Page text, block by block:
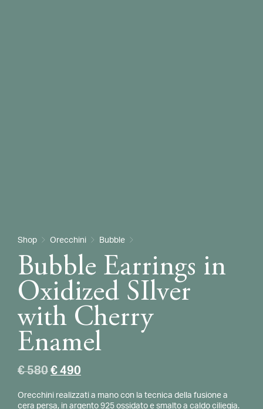
Shop Orecchini Bubble
Bubble Earrings in
Oxidized SIlver
with Cherry
Enamel
€580 Il
originale
€ 490
attuale
Orecchini realizzati a mano con la tecnica della fusione a
cera persa, in argento 925 ossidato e smalto a caldo ciliegia.